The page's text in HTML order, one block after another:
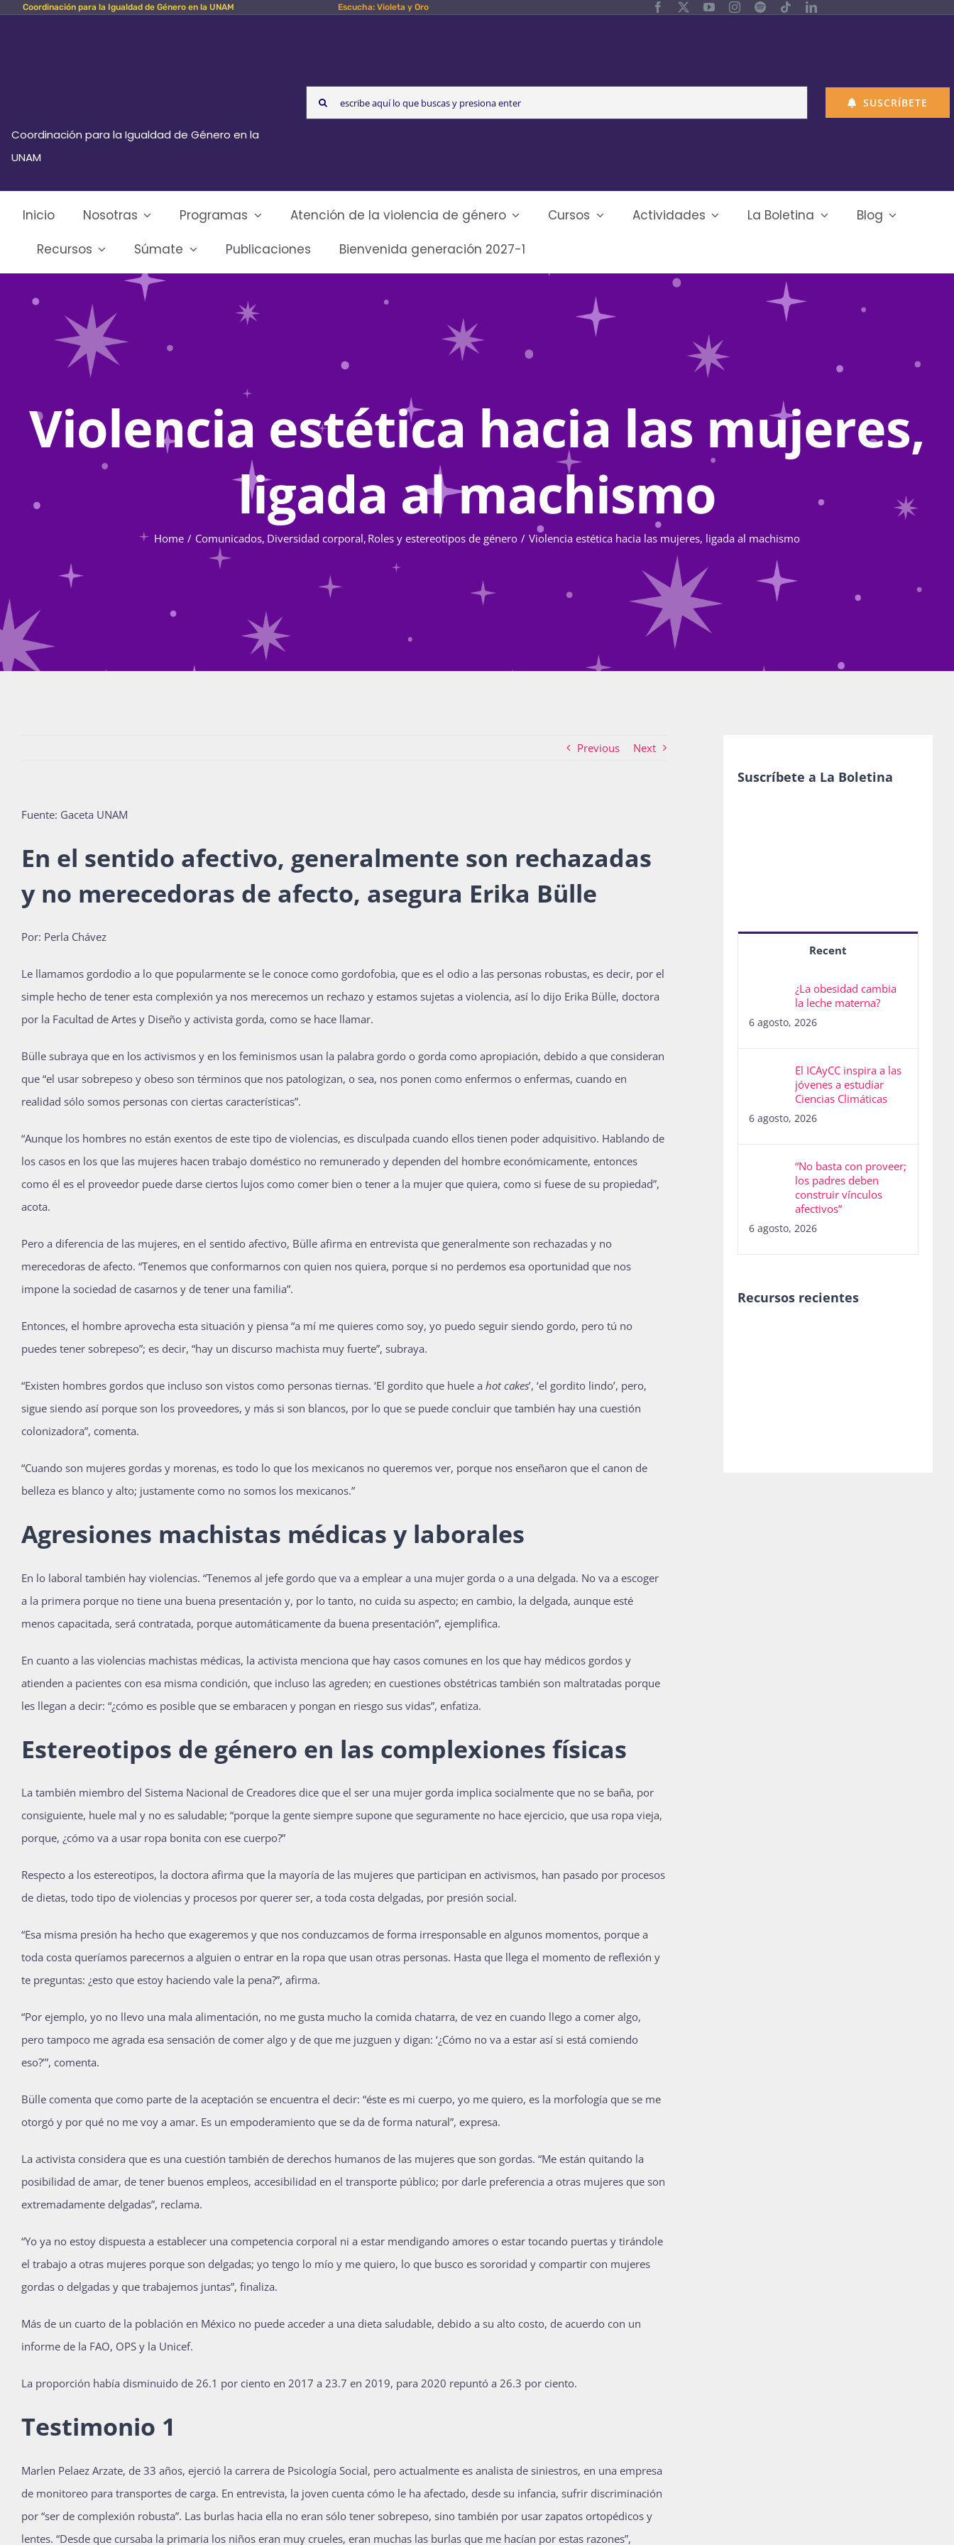
Skip Coordinación para la Igualdad de Género en la UNAM Escucha: Violeta y Oro
Coordinación para la Igualdad de Género en la
UNAM
Search
for:
SUSCRÍBETE
Inicio Nosotras Programas Atención de la violencia de género Cursos Actividades La Boletina
Blog
Recursos
Súmate Publicaciones Bienvenida generación 2027-1
Violencia estética hacia las mujeres,
ligada al machismo
Home Comunicados Diversidad corporal Roles y estereotipos de género Violencia estética hacia las mujeres, ligada al machismo
Previous Next
Fuente: Gaceta UNAM
En el sentido afectivo, generalmente son rechazadas
y no merecedoras de afecto, asegura Erika Bülle
Por: Perla Chávez
Le llamamos gordodio a lo que popularmente se le conoce como gordofobia, que es el odio a las personas robustas, es decir, por el
simple hecho de tener esta complexión ya nos merecemos un rechazo y estamos sujetas a violencia, así lo dijo Erika Bülle, doctora
por la Facultad de Artes y Diseño y activista gorda, como se hace llamar.
Bülle subraya que en los activismos y en los feminismos usan la palabra gordo o gorda como apropiación, debido a que consideran
que “el usar sobrepeso y obeso son términos que nos patologizan, o sea, nos ponen como enfermos o enfermas, cuando en
realidad sólo somos personas con ciertas características”.
“Aunque los hombres no están exentos de este tipo de violencias, es disculpada cuando ellos tienen poder adquisitivo. Hablando de
los casos en los que las mujeres hacen trabajo doméstico no remunerado y dependen del hombre económicamente, entonces
como él es el proveedor puede darse ciertos lujos como comer bien o tener a la mujer que quiera, como si fuese de su propiedad”,
acota.
Pero a diferencia de las mujeres, en el sentido afectivo, Bülle afirma en entrevista que generalmente son rechazadas y no
merecedoras de afecto. “Tenemos que conformarnos con quien nos quiera, porque si no perdemos esa oportunidad que nos
impone la sociedad de casarnos y de tener una familia”.
Entonces, el hombre aprovecha esta situación y piensa “a mí me quieres como soy, yo puedo seguir siendo gordo, pero tú no
puedes tener sobrepeso”; es decir, “hay un discurso machista muy fuerte”, subraya.
“Existen hombres gordos que incluso son vistos como personas tiernas. ‘El gordito que huele a hot cakes’, ‘el gordito lindo’, pero,
sigue siendo así porque son los proveedores, y más si son blancos, por lo que se puede concluir que también hay una cuestión
colonizadora”, comenta.
“Cuando son mujeres gordas y morenas, es todo lo que los mexicanos no queremos ver, porque nos enseñaron que el canon de
belleza es blanco y alto; justamente como no somos los mexicanos.”
Agresiones machistas médicas y laborales
En lo laboral también hay violencias. “Tenemos al jefe gordo que va a emplear a una mujer gorda o a una delgada. No va a escoger
a la primera porque no tiene una buena presentación y, por lo tanto, no cuida su aspecto; en cambio, la delgada, aunque esté
menos capacitada, será contratada, porque automáticamente da buena presentación”, ejemplifica.
En cuanto a las violencias machistas médicas, la activista menciona que hay casos comunes en los que hay médicos gordos y
atienden a pacientes con esa misma condición, que incluso las agreden; en cuestiones obstétricas también son maltratadas porque
les llegan a decir: “¿cómo es posible que se embaracen y pongan en riesgo sus vidas”, enfatiza.
Estereotipos de género en las complexiones físicas
La también miembro del Sistema Nacional de Creadores dice que el ser una mujer gorda implica socialmente que no se baña, por
consiguiente, huele mal y no es saludable; “porque la gente siempre supone que seguramente no hace ejercicio, que usa ropa vieja,
porque, ¿cómo va a usar ropa bonita con ese cuerpo?”
Respecto a los estereotipos, la doctora afirma que la mayoría de las mujeres que participan en activismos, han pasado por procesos
de dietas, todo tipo de violencias y procesos por querer ser, a toda costa delgadas, por presión social.
“Esa misma presión ha hecho que exageremos y que nos conduzcamos de forma irresponsable en algunos momentos, porque a
toda costa queríamos parecernos a alguien o entrar en la ropa que usan otras personas. Hasta que llega el momento de reflexión y
te preguntas: ¿esto que estoy haciendo vale la pena?”, afirma.
“Por ejemplo, yo no llevo una mala alimentación, no me gusta mucho la comida chatarra, de vez en cuando llego a comer algo,
pero tampoco me agrada esa sensación de comer algo y de que me juzguen y digan: ‘¿Cómo no va a estar así si está comiendo
eso?’”, comenta.
Bülle comenta que como parte de la aceptación se encuentra el decir: “éste es mi cuerpo, yo me quiero, es la morfología que se me
otorgó y por qué no me voy a amar. Es un empoderamiento que se da de forma natural”, expresa.
La activista considera que es una cuestión también de derechos humanos de las mujeres que son gordas. “Me están quitando la
posibilidad de amar, de tener buenos empleos, accesibilidad en el transporte público; por darle preferencia a otras mujeres que son
extremadamente delgadas”, reclama.
“Yo ya no estoy dispuesta a establecer una competencia corporal ni a estar mendigando amores o estar tocando puertas y tirándole
el trabajo a otras mujeres porque son delgadas; yo tengo lo mío y me quiero, lo que busco es sororidad y compartir con mujeres
gordas o delgadas y que trabajemos juntas”, finaliza.
Más de un cuarto de la población en México no puede acceder a una dieta saludable, debido a su alto costo, de acuerdo con un
informe de la FAO, OPS y la Unicef.
La proporción había disminuido de 26.1 por ciento en 2017 a 23.7 en 2019, para 2020 repuntó a 26.3 por ciento.
Testimonio 1
Marlen Pelaez Arzate, de 33 años, ejerció la carrera de Psicología Social, pero actualmente es analista de siniestros, en una empresa
de monitoreo para transportes de carga. En entrevista, la joven cuenta cómo le ha afectado, desde su infancia, sufrir discriminación
por “ser de complexión robusta”. Las burlas hacia ella no eran sólo tener sobrepeso, sino también por usar zapatos ortopédicos y
lentes. “Desde que cursaba la primaria los niños eran muy crueles, eran muchas las burlas que me hacían por estas razones”,
Suscríbete a La Boletina
Recent
¿La obesidad cambia
la leche materna?
6 agosto, 2026
El ICAyCC inspira a las
jóvenes a estudiar
Ciencias Climáticas
6 agosto, 2026
“No basta con proveer;
los padres deben
construir vínculos
afectivos”
6 agosto, 2026
Recursos recientes